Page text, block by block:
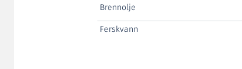
Brennolje
Ferskvann